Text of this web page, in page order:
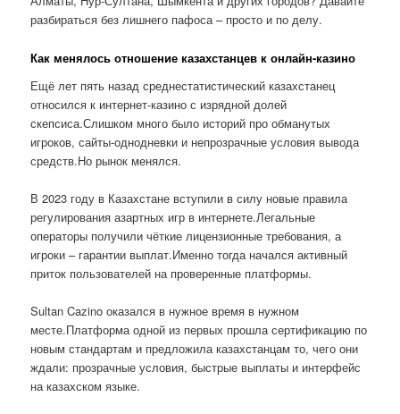
разбираться без лишнего пафоса – просто и по делу.
Как менялось отношение казахстанцев к онлайн-казино
Ещё лет пять назад среднестатистический казахстанец
относился к интернет-казино с изрядной долей
скепсиса.Слишком много было историй про обманутых
игроков, сайты-однодневки и непрозрачные условия вывода
средств.Но рынок менялся.
В 2023 году в Казахстане вступили в силу новые правила
регулирования азартных игр в интернете.Легальные
операторы получили чёткие лицензионные требования, а
игроки – гарантии выплат.Именно тогда начался активный
приток пользователей на проверенные платформы.
Sultan Cazino оказался в нужное время в нужном
месте.Платформа одной из первых прошла сертификацию по
новым стандартам и предложила казахстанцам то, чего они
ждали: прозрачные условия, быстрые выплаты и интерфейс
на казахском языке.